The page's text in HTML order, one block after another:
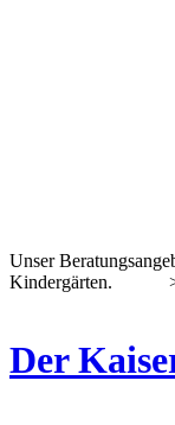
Unser
Kindergärten.
Der